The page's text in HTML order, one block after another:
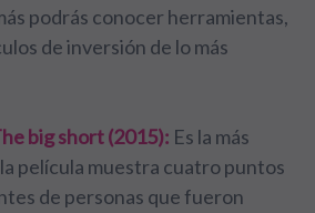
podrás conocer herramientas,
de inversión de lo más
big short (2015): Es la más
película muestra cuatro puntos
de personas que fueron